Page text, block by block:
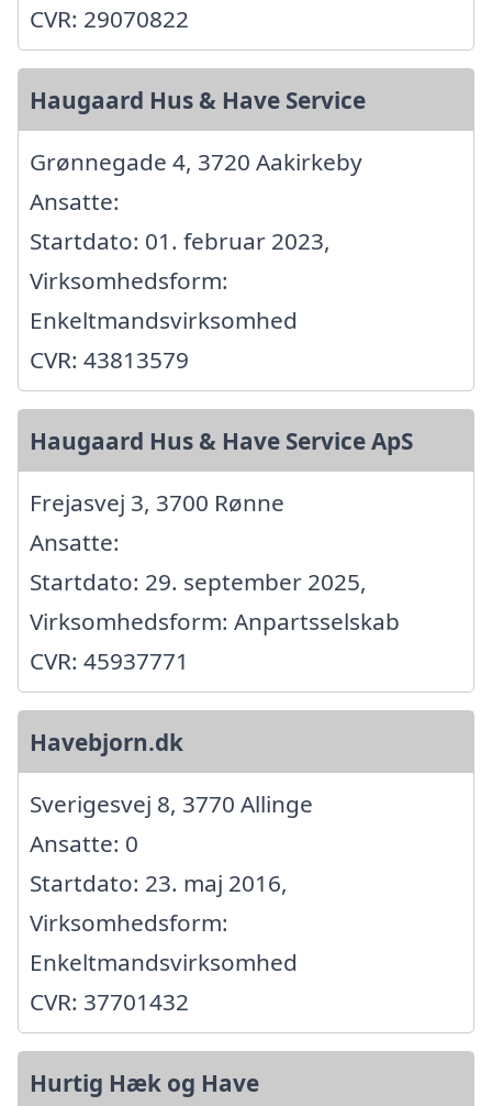
CVR: 29070822
Haugaard Hus & Have Service
Grønnegade 4, 3720 Aakirkeby
Ansatte:
Startdato: 01. februar 2023,
Virksomhedsform:
Enkeltmandsvirksomhed
CVR: 43813579
Haugaard Hus & Have Service ApS
Frejasvej 3, 3700 Rønne
Ansatte:
Startdato: 29. september 2025,
Virksomhedsform: Anpartsselskab
CVR: 45937771
Havebjorn.dk
Sverigesvej 8, 3770 Allinge
Ansatte: 0
Startdato: 23. maj 2016,
Virksomhedsform:
Enkeltmandsvirksomhed
CVR: 37701432
Hurtig Hæk og Have